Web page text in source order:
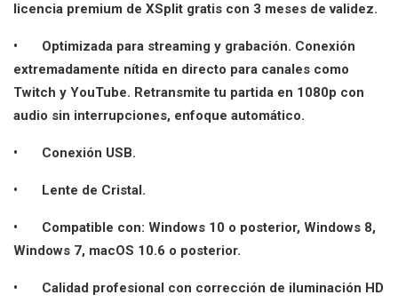
licencia premium de XSplit gratis con 3 meses de validez.
•
Optimizada para streaming y grabación. Conexión
extremadamente nítida en directo para canales como
Twitch y YouTube. Retransmite tu partida en 1080p con
audio sin interrupciones, enfoque automático.
• Conexión USB.
• Lente de Cristal.
•
Compatible con: Windows 10 o posterior, Windows 8,
Windows 7, macOS 10.6 o posterior.
• Calidad profesional con corrección de iluminación HD